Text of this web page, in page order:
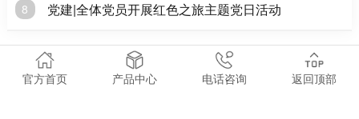
8 党建|全体党员开展红色之旅主题党日活动
COTACT US
官方首页 产品中心 电话咨询 返回顶部